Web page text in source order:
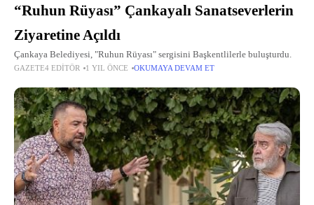
“Ruhun Rüyası” Çankayalı Sanatseverlerin
Ziyaretine Açıldı
Çankaya Belediyesi, "Ruhun Rüyası" sergisini Başkentlilerle buluşturdu.
GAZETE4 EDITÖR 1 YIL ÖNCE OKUMAYA DEVAM ET